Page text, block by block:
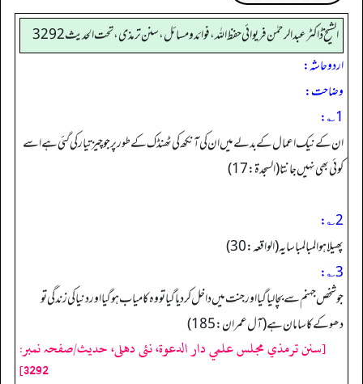
الشیخ ڈاکٹر عبد الرحمٰن فریوائی حفظ اللہ، فوائد و مسائل، سنن ترمذی، تحت الحديث 3292
اردو حاشہ:
وضاحت:
1؎:
ان کے نیک اعمال کے بدلے میں ان کی آنکھ کی ٹھنڈک کے طور پر جو چیز تیار کی گئی ہے اسے
کوئی بھی نہیں جانتا (السجدۃ: 17)
2؎:
پھیلاہوا لمبا لمبا سایہ (الواقعہ: 30)
3؎:
جو شخص جہنم سے بچا لیا گیا اور جنت میں داخل کر دیا گیا تو وہ کامیاب ہو گیا اور دنیا کی زندگی تو
دھوکے کا سامان ہے (آل عمران: 85 1)
[سنن ترمذي مجلس علمي دار الدعوة، نئى دهلى، حدیث/صفحہ نمبر:
3292]